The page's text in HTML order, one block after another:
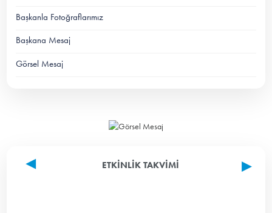
Başkanla Fotoğraflarımız
Başkana Mesaj
Görsel Mesaj
ETKINLIK TAKVIMI